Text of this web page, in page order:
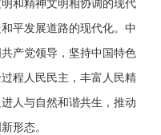
平发展道路的现代化。中
产党领导，坚持中国特色
程人民民主，丰富人民精
人与自然和谐共生，推动
形态。